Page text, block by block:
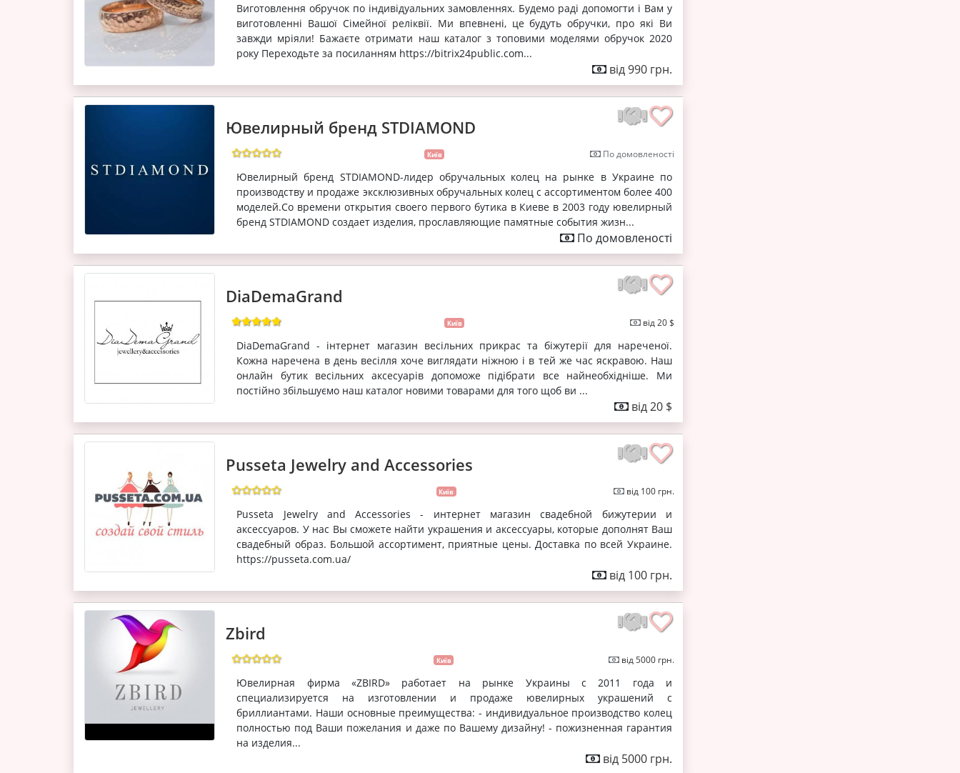
Виготовлення обручок по індивідуальних замовленнях. Будемо раді допомогти і Вам у
виготовленні Вашої Сімейної реліквії. Ми впевнені, це будуть обручки, про які Ви
завжди мріяли! Бажаєте отримати наш каталог з топовими моделями обручок 2020
року Переходьте за посиланням https://bitrix24public.com...
від 990 грн.
Ювелирный бренд STDIAMOND
Київ По домовленості
Ювелирный бренд STDIAMOND-лидер обручальных колец на рынке в Украине по
производству и продаже эксклюзивных обручальных колец с ассортиментом более 400
моделей.Со времени открытия своего первого бутика в Киеве в 2003 году ювелирный
бренд STDIAMOND создает изделия, прославляющие памятные события жизн...
По домовленості
DiaDemaGrand
Київ від 20 $
DiaDemaGrand - інтернет магазин весільних прикрас та біжутерії для нареченої.
Кожна наречена в день весілля хоче виглядати ніжною і в тей же час яскравою. Наш
онлайн бутик весільних аксесуарів допоможе підібрати все найнеобхідніше. Ми
постійно збільшуємо наш каталог новими товарами для того щоб ви ...
від 20 $
Pusseta Jewelry and Accessories
Київ від 100 грн.
Pusseta Jewelry and Accessories - интернет магазин свадебной бижутерии и
аксессуаров. У нас Вы сможете найти украшения и аксессуары, которые дополнят Ваш
свадебный образ. Большой ассортимент, приятные цены. Доставка по всей Украине.
https://pusseta.com.ua/
від 100 грн.
Zbird
Київ від 5000 грн.
Ювелирная фирма «ZBIRD» работает на рынке Украины с 2011 года и
специализируется на изготовлении и продаже ювелирных украшений с
бриллиантами. Наши основные преимущества: - индивидуальное производство колец
полностью под Ваши пожелания и даже по Вашему дизайну! - пожизненная гарантия
на изделия...
від 5000 грн.